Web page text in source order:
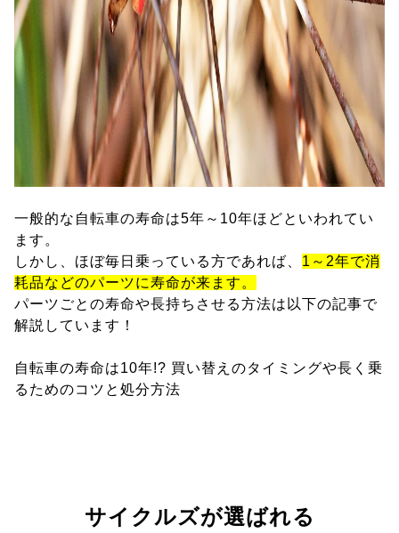
一般的な自転車の寿命は5年～10年ほどといわれてい
ます。
しかし、ほぼ毎日乗っている方であれば、 1～2年で消
耗品などのパーツに寿命が来ます。
パーツごとの寿命や長持ちさせる方法は以下の記事で
解説しています！
自転車の寿命は10年!? 買い替えのタイミングや長く乗
るためのコツと処分方法
サイクルズが選ばれる